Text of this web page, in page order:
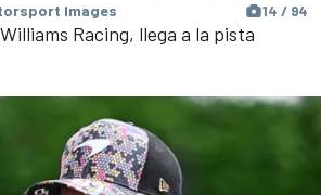
Images 14 / 94
Racing, llega a la pista